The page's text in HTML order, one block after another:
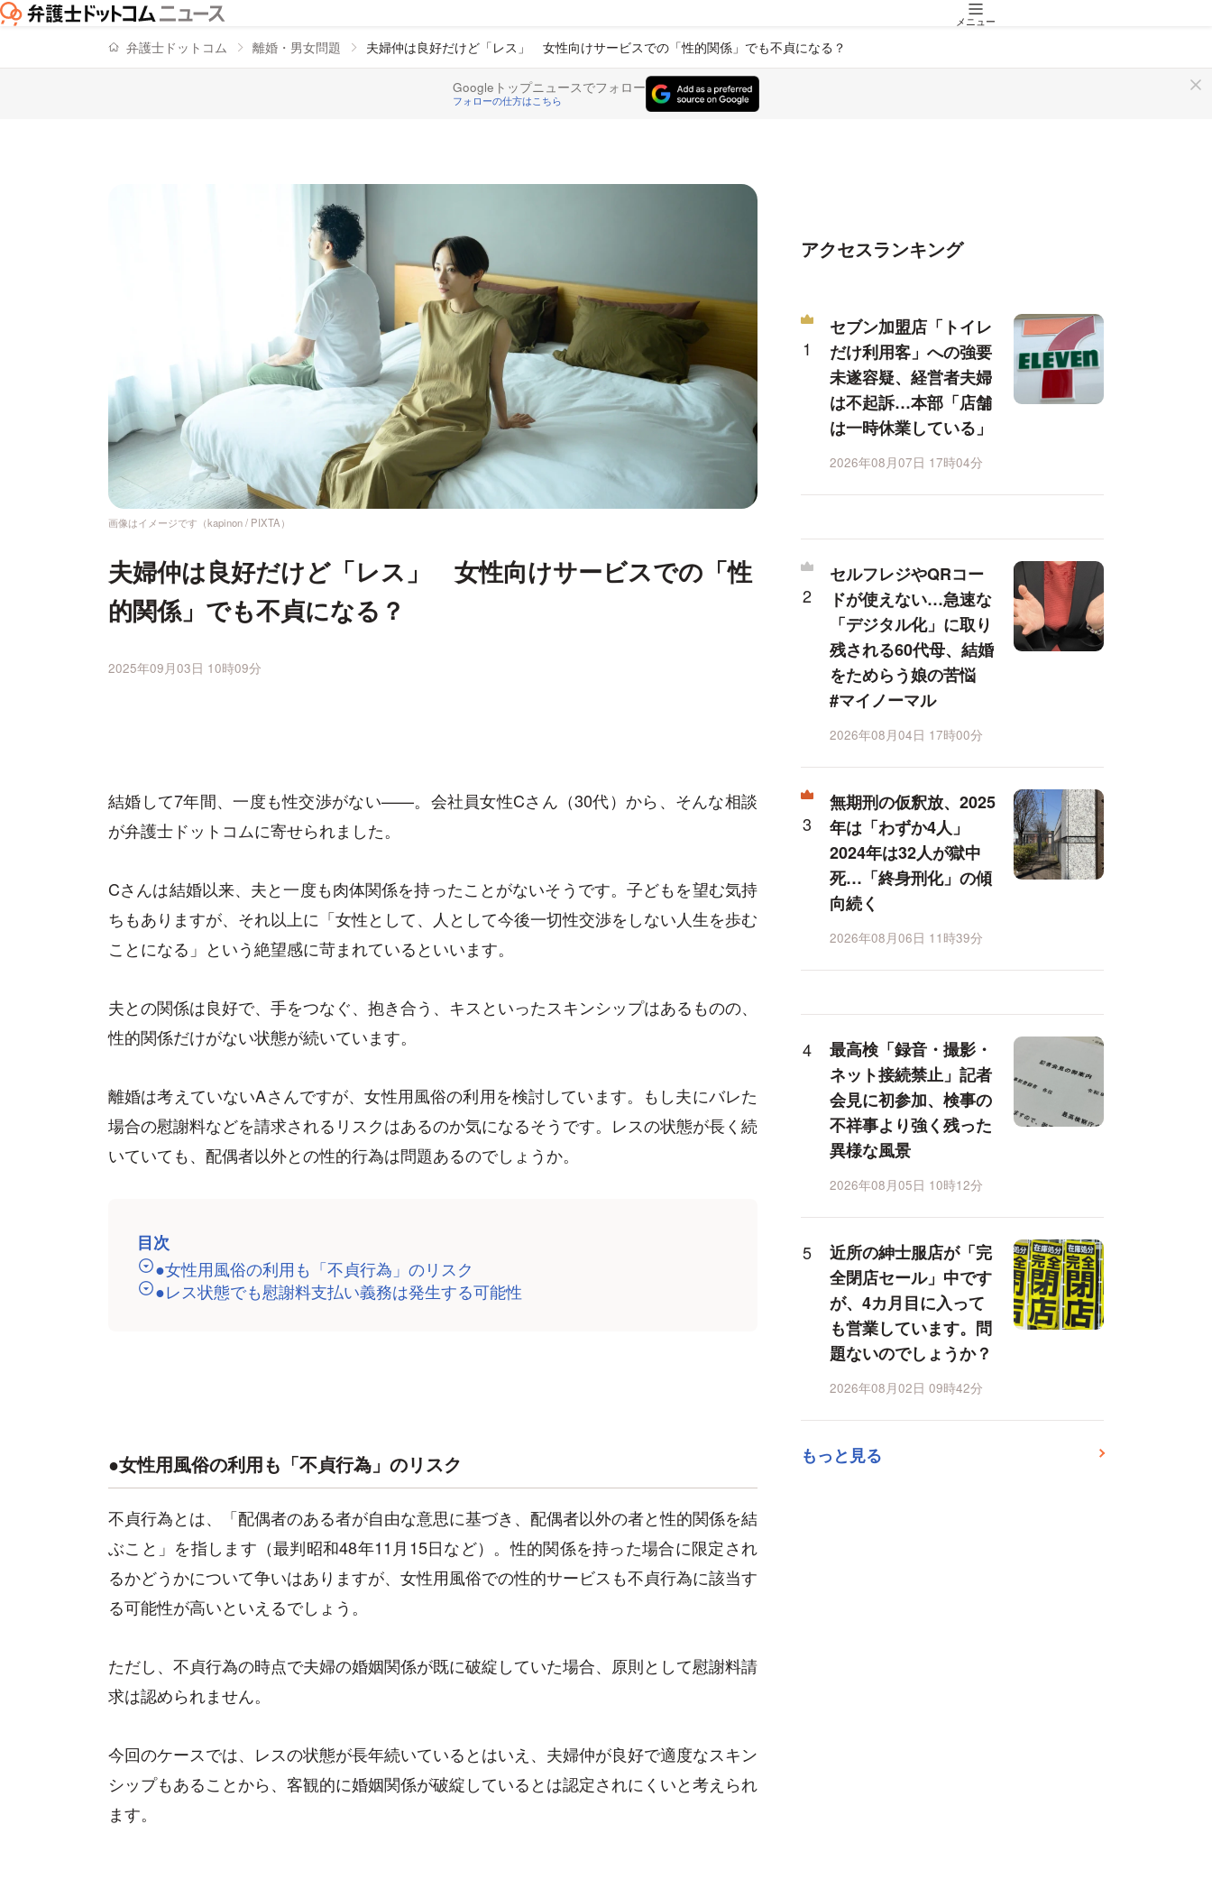
メニュー
弁護士ドットコム 離婚・男女問題 夫婦仲は良好だけど「レス」 女性向けサービスでの「性的関係」でも不貞になる？
Googleトップニュースでフォロー
フォローの仕方はこちら
画像はイメージです（kapinon / PIXTA）
夫婦仲は良好だけど「レス」 女性向けサービスでの「性
的関係」でも不貞になる？
2025年09月03日 10時09分
結婚して7年間、一度も性交渉がない——。会社員女性Cさん（30代）から、そんな相談
が弁護士ドットコムに寄せられました。
Cさんは結婚以来、夫と一度も肉体関係を持ったことがないそうです。子どもを望む気持
ちもありますが、それ以上に「女性として、人として今後一切性交渉をしない人生を歩む
ことになる」という絶望感に苛まれているといいます。
夫との関係は良好で、手をつなぐ、抱き合う、キスといったスキンシップはあるものの、
性的関係だけがない状態が続いています。
離婚は考えていないAさんですが、女性用風俗の利用を検討しています。もし夫にバレた
場合の慰謝料などを請求されるリスクはあるのか気になるそうです。レスの状態が長く続
いていても、配偶者以外との性的行為は問題あるのでしょうか。
目次
●女性用風俗の利用も「不貞行為」のリスク
●レス状態でも慰謝料支払い義務は発生する可能性
●女性用風俗の利用も「不貞行為」のリスク
不貞行為とは、「配偶者のある者が自由な意思に基づき、配偶者以外の者と性的関係を結
ぶこと」を指します（最判昭和48年11月15日など）。性的関係を持った場合に限定され
るかどうかについて争いはありますが、女性用風俗での性的サービスも不貞行為に該当す
る可能性が高いといえるでしょう。
ただし、不貞行為の時点で夫婦の婚姻関係が既に破綻していた場合、原則として慰謝料請
求は認められません。
今回のケースでは、レスの状態が長年続いているとはいえ、夫婦仲が良好で適度なスキン
シップもあることから、客観的に婚姻関係が破綻しているとは認定されにくいと考えられ
ます。
アクセスランキング
セブン加盟店「トイレ
だけ利用客」への強要
未遂容疑、経営者夫婦
は不起訴…本部「店舗
は一時休業している」
2026年08月07日 17時04分
セルフレジやQRコー
ドが使えない…急速な
「デジタル化」に取り
残される60代母、結婚
をためらう娘の苦悩
#マイノーマル
2026年08月04日 17時00分
無期刑の仮釈放、2025
年は「わずか4人」
2024年は32人が獄中
死…「終身刑化」の傾
向続く
2026年08月06日 11時39分
最高検「録音・撮影・
ネット接続禁止」記者
会見に初参加、検事の
不祥事より強く残った
異様な風景
2026年08月05日 10時12分
近所の紳士服店が「完
全閉店セール」中です
が、4カ月目に入って
も営業しています。問
題ないのでしょうか？
2026年08月02日 09時42分
もっと見る